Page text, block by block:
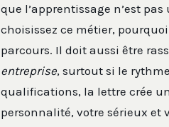
que l’apprentissage n’est
choisissez ce métier,
parcours. Il doit aussi être
entreprise, surtout si le
qualifications, la lettre crée
personnalité, votre sérieux et